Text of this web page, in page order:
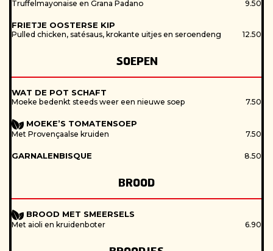
Truffelmayonaise en Grana Padano 9.50
FRIETJE OOSTERSE KIP
Pulled chicken, satésaus, krokante uitjes en seroendeng 12.50
SOEPEN
WAT DE POT SCHAFT
Moeke bedenkt steeds weer een nieuwe soep 7.50
MOEKE’S TOMATENSOEP
Met Provençaalse kruiden 7.50
GARNALENBISQUE 8.50
BROOD
BROOD MET SMEERSELS
Met aioli en kruidenboter 6.90